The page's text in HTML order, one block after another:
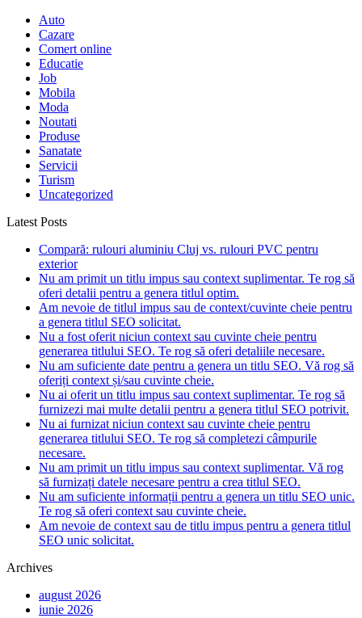
Auto
Cazare
Comert online
Educatie
Job
Mobila
Moda
Noutati
Produse
Sanatate
Servicii
Turism
Uncategorized
Latest Posts
Compară: rulouri aluminiu Cluj vs. rulouri PVC pentru
exterior
Nu am primit un titlu impus sau context suplimentar. Te rog să
oferi detalii pentru a genera titlul optim.
Am nevoie de titlul impus sau de context/cuvinte cheie pentru
a genera titlul SEO solicitat.
Nu a fost oferit niciun context sau cuvinte cheie pentru
generarea titlului SEO. Te rog să oferi detaliile necesare.
Nu am suficiente date pentru a genera un titlu SEO. Vă rog să
oferiți context și/sau cuvinte cheie.
Nu ai oferit un titlu impus sau context suplimentar. Te rog să
furnizezi mai multe detalii pentru a genera titlul SEO potrivit.
Nu ai furnizat niciun context sau cuvinte cheie pentru
generarea titlului SEO. Te rog să completezi câmpurile
necesare.
Nu am primit un titlu impus sau context suplimentar. Vă rog
să furnizați datele necesare pentru a crea titlul SEO.
Nu am suficiente informații pentru a genera un titlu SEO unic.
Te rog să oferi context sau cuvinte cheie.
Am nevoie de context sau de titlu impus pentru a genera titlul
SEO unic solicitat.
Archives
august 2026
iunie 2026